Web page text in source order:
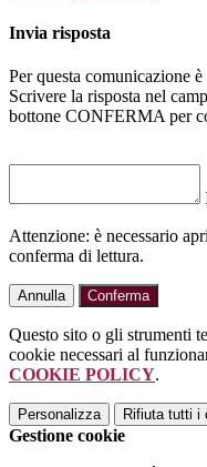
Invia risposta
Per questa comunicazione
Scrivere la risposta nel
bottone CONFERMA per
Attenzione: è necessario
conferma di lettura.
Annulla Conferma
Questo sito o gli strumenti
cookie necessari al
COOKIE POLICY.
Personalizza Rifiuta tutti i
Gestione cookie